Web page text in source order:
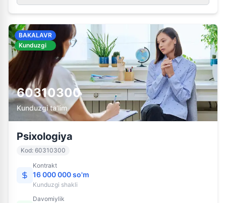
60310300
Kunduzgi ta'lim
BAKALAVR
Kunduzgi
Psixologiya
Kod: 60310300
Kontrakt
16 000 000 so'm
Kunduzgi shakli
Davomiylik